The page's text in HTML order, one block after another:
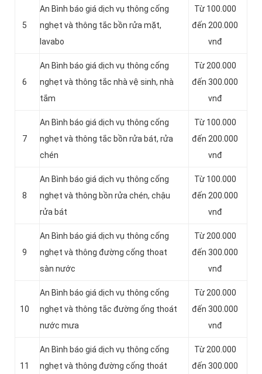
5
An Bình báo giá dịch vụ thông cống
nghẹt và thông tắc bồn rửa mặt,
lavabo
Từ 100.000
đến 200.000
vnđ
6
An Bình báo giá dịch vụ thông cống
nghẹt và thông tắc nhà vệ sinh, nhà
tắm
Từ 200.000
đến 300.000
vnđ
7
An Bình báo giá dịch vụ thông cống
nghẹt và thông tắc bồn rửa bát, rửa
chén
Từ 100.000
đến 200.000
vnđ
8
An Bình báo giá dịch vụ thông cống
nghẹt và thông bồn rửa chén, chậu
rửa bát
Từ 100.000
đến 200.000
vnđ
9
An Bình báo giá dịch vụ thông cống
nghẹt và thông đường cống thoat
sàn nước
Từ 200.000
đến 300.000
vnđ
10
An Bình báo giá dịch vụ thông cống
nghẹt và thông tắc đường ống thoát
nước mưa
Từ 200.000
đến 300.000
vnđ
11
An Bình báo giá dịch vụ thông cống
nghẹt và thông đường cống thoát
Từ 200.000
đến 300.000